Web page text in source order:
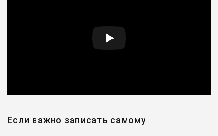
Если важно записать самому